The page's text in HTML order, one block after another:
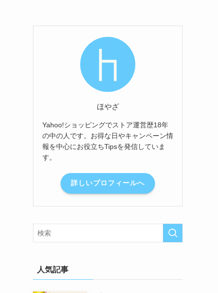
ほやざ
Yahoo!ショッピングでストア運営歴18年
の中の人です。お得な日やキャンペーン情
報を中心にお役立ちTipsを発信していま
す。
詳しいプロフィールへ
人気記事